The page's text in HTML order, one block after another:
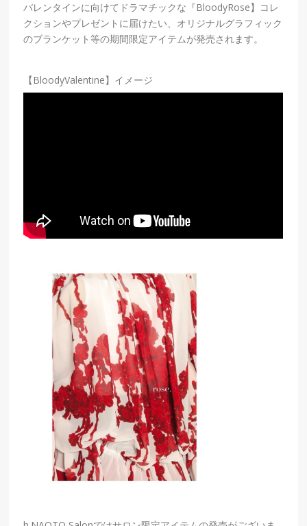
バレンタインに向けてドラマチックな『BloodyRose】コレ
クションやプレゼントに届けたい、オリジナルグラフィック
のブランケット等の期間限定アイテムが発売されます。
【BloodyValentine】イメージ